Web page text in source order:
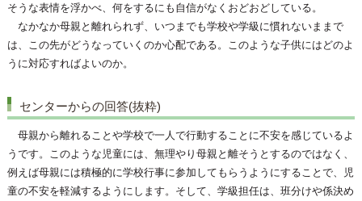
そうな表情を浮かべ、何をするにも自信がなくおどおどしている。
なかなか母親と離れられず、いつまでも学校や学級に慣れないままで
は、この先がどうなっていくのか心配である。このような子供にはどのよ
うに対応すればよいのか。
センターからの回答(抜粋)
母親から離れることや学校で一人で行動することに不安を感じているよ
うです。このような児童には、無理やり母親と離そうとするのではなく、
例えば母親には積極的に学校行事に参加してもらうようにすることで、児
童の不安を軽減するようにします。そして、学級担任は、班分けや係決め